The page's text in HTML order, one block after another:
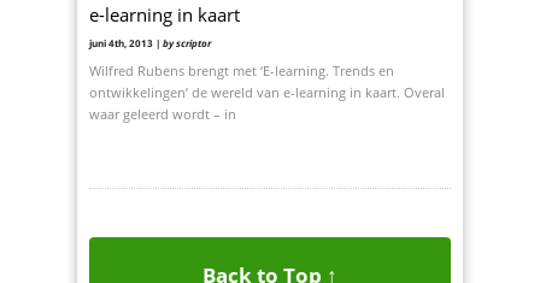
e-learning in kaart
juni 4th, 2013 | by scriptor
Wilfred Rubens brengt met ‘E-learning. Trends en
ontwikkelingen’ de wereld van e-learning in kaart. Overal
waar geleerd wordt – in
Back to Top ↑